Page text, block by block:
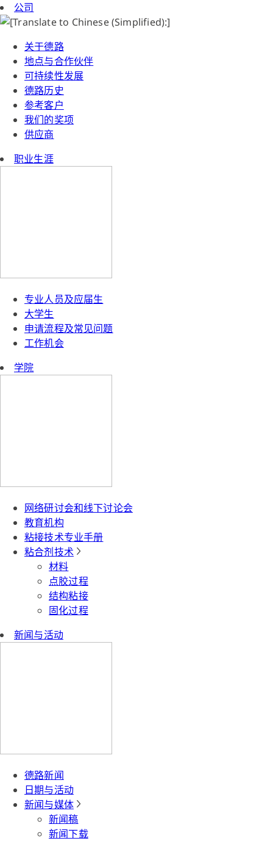
公司
关于德路
地点与合作伙伴
可持续性发展
德路历史
参考客户
我们的奖项
供应商
职业生涯
专业人员及应届生
大学生
申请流程及常见问题
工作机会
学院
网络研讨会和线下讨论会
教育机构
粘接技术专业手册
粘合剂技术
材料
点胶过程
结构粘接
固化过程
新闻与活动
德路新闻
日期与活动
新闻与媒体
新闻稿
新闻下载